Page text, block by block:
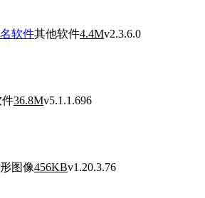
软件其他软件4.4Mv2.3.6.0
件36.8Mv5.1.1.696
图像456KBv1.20.3.76